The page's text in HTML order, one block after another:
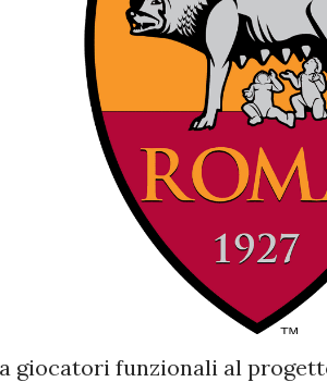
giocatori funzionali al